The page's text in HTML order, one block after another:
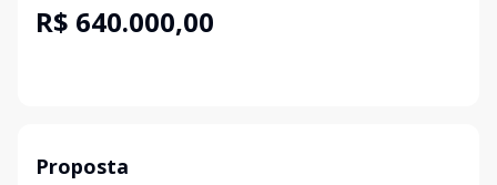
R$ 640.000,00
Proposta